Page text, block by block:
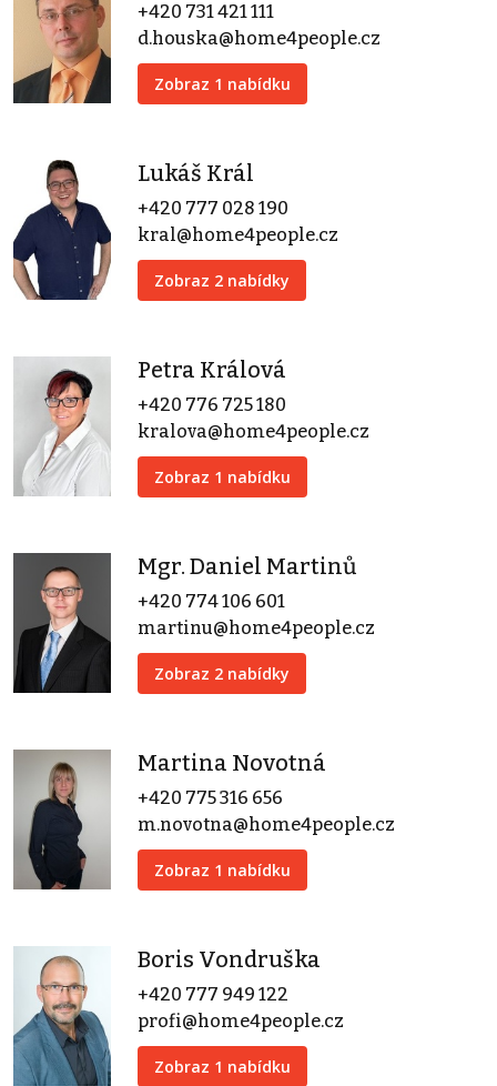
+420 731 421 111
d.houska@home4people.cz
Zobraz 1 nabídku
Lukáš Král
+420 777 028 190
kral@home4people.cz
Zobraz 2 nabídky
Petra Králová
+420 776 725 180
kralova@home4people.cz
Zobraz 1 nabídku
Mgr. Daniel Martinů
+420 774 106 601
martinu@home4people.cz
Zobraz 2 nabídky
Martina Novotná
+420 775 316 656
m.novotna@home4people.cz
Zobraz 1 nabídku
Boris Vondruška
+420 777 949 122
profi@home4people.cz
Zobraz 1 nabídku